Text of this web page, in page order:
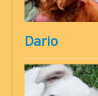
Dario